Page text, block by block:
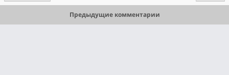
Предыдущие комментарии